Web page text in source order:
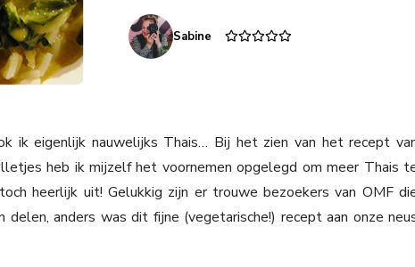
Sabine
ik eigenlijk nauwelijks Thais… Bij het zien van het recept
heb ik mijzelf het voornemen opgelegd om meer Thais
heerlijk uit! Gelukkig zijn er trouwe bezoekers van OMF
anders was dit fijne (vegetarische!) recept aan onze